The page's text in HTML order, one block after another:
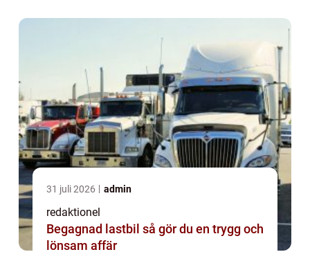
31 juli 2026 admin
redaktionel
Begagnad lastbil så gör du en trygg och
lönsam affär